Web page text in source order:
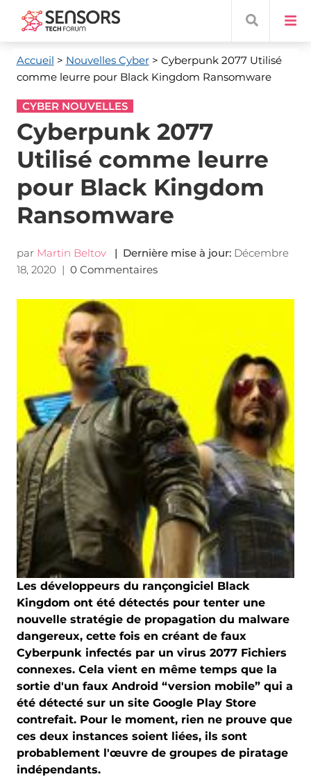
Accueil > Nouvelles Cyber> Cyberpunk 2077 Utilisé
comme leurre pour Black Kingdom Ransomware
CYBER NOUVELLES
Cyberpunk 2077
Utilisé comme leurre
pour Black Kingdom
Ransomware
par Martin Beltov | Dernière mise à jour: Décembre
18, 2020 | 0 Commentaires
Les développeurs du rançongiciel Black
Kingdom ont été détectés pour tenter une
nouvelle stratégie de propagation du malware
dangereux, cette fois en créant de faux
Cyberpunk infectés par un virus 2077 Fichiers
connexes. Cela vient en même temps que la
sortie d'un faux Android “version mobile” qui a
été détecté sur un site Google Play Store
contrefait. Pour le moment, rien ne prouve que
ces deux instances soient liées, ils sont
probablement l'œuvre de groupes de piratage
indépendants.